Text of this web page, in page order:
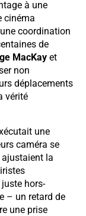
à une
cinéma
coordination
de
MacKay et
non
déplacements
vérité
une
caméra se
la
hors-
– un retard de
une prise